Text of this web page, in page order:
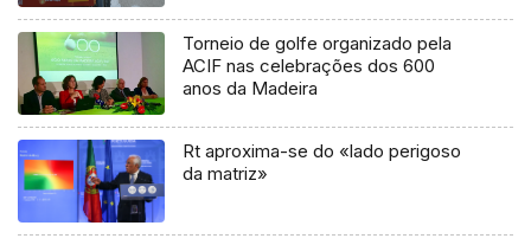
Torneio de golfe organizado pela
ACIF nas celebrações dos 600
anos da Madeira
Rt aproxima-se do «lado perigoso
da matriz»